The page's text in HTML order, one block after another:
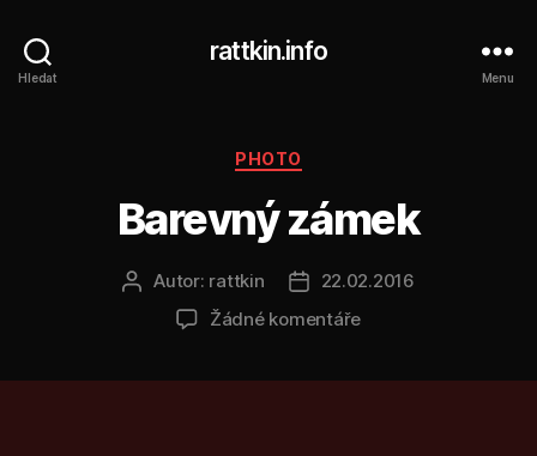
Hledat
rattkin.info
Menu
Rubriky
PHOTO
Barevný zámek
Autor
příspěvku
Autor: rattkin
Datum
příspěvku
22.02.2016
Žádné komentářeu